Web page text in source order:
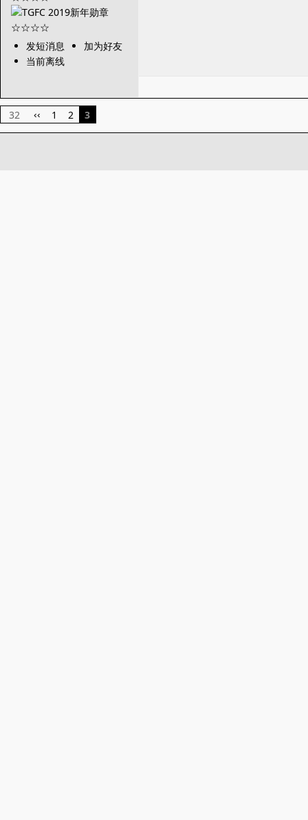
发短消息
加为好友
当前离线
32 ‹‹ 1 2 3